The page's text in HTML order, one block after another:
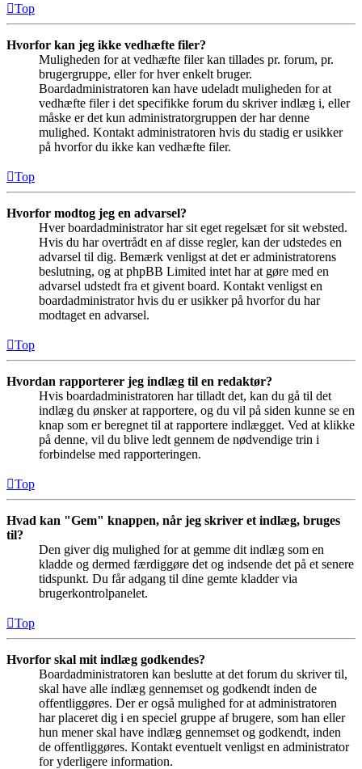
Top
Hvorfor kan jeg ikke vedhæfte filer?
Muligheden for at vedhæfte filer kan tillades pr. forum, pr.
brugergruppe, eller for hver enkelt bruger.
Boardadministratoren kan have udeladt muligheden for at
vedhæfte filer i det specifikke forum du skriver indlæg i, eller
måske er det kun administratorgruppen der har denne
mulighed. Kontakt administratoren hvis du stadig er usikker
på hvorfor du ikke kan vedhæfte filer.
Top
Hvorfor modtog jeg en advarsel?
Hver boardadministrator har sit eget regelsæt for sit websted.
Hvis du har overtrådt en af disse regler, kan der udstedes en
advarsel til dig. Bemærk venligst at det er administratorens
beslutning, og at phpBB Limited intet har at gøre med en
advarsel udstedt fra et givent board. Kontakt venligst en
boardadministrator hvis du er usikker på hvorfor du har
modtaget en advarsel.
Top
Hvordan rapporterer jeg indlæg til en redaktør?
Hvis boardadministratoren har tilladt det, kan du gå til det
indlæg du ønsker at rapportere, og du vil på siden kunne se en
knap som er beregnet til at rapportere indlægget. Ved at klikke
på denne, vil du blive ledt gennem de nødvendige trin i
forbindelse med rapporteringen.
Top
Hvad kan "Gem" knappen, når jeg skriver et indlæg, bruges
til?
Den giver dig mulighed for at gemme dit indlæg som en
kladde og dermed færdiggøre det og indsende det på et senere
tidspunkt. Du får adgang til dine gemte kladder via
brugerkontrolpanelet.
Top
Hvorfor skal mit indlæg godkendes?
Boardadministratoren kan beslutte at det forum du skriver til,
skal have alle indlæg gennemset og godkendt inden de
offentliggøres. Der er også mulighed for at administratoren
har placeret dig i en speciel gruppe af brugere, som han eller
hun mener skal have indlæg gennemset og godkendt, inden
de offentliggøres. Kontakt eventuelt venligst en administrator
for yderligere information.